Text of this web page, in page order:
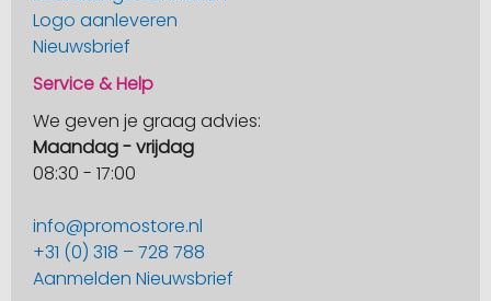
Logo aanleveren
Nieuwsbrief
Service & Help
We geven je graag advies:
Maandag - vrijdag
08:30 - 17:00
info@promostore.nl
+31 (0) 318 – 728 788
Aanmelden Nieuwsbrief